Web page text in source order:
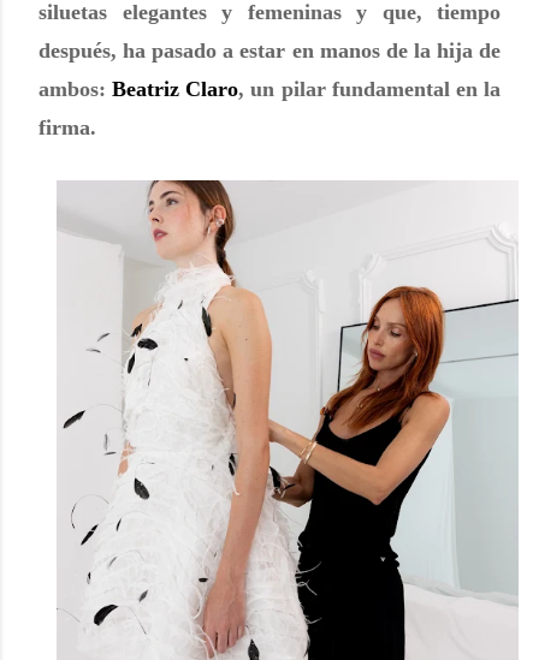
siluetas elegantes y femeninas y que, tiempo
después, ha pasado a estar en manos de la hija de
ambos:Beatriz Claro, un pilar fundamental en la
firma.